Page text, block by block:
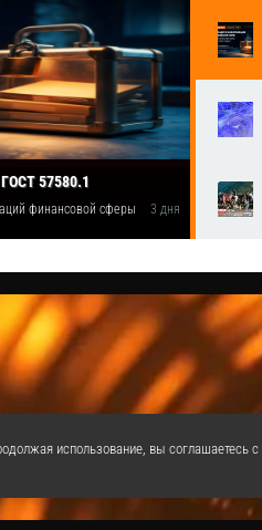
57580.1
финансовой сферы
3 дня
использование, вы соглашаетесь с